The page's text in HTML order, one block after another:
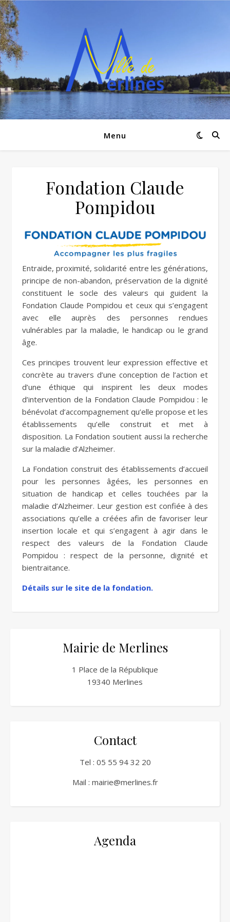
Menu
Fondation Claude
Pompidou
Entraide, proximité, solidarité entre les générations,
principe de non-abandon, préservation de la dignité
constituent le socle des valeurs qui guident la
Fondation Claude Pompidou et ceux qui s’engagent
avec elle auprès des personnes rendues
vulnérables par la maladie, le handicap ou le grand
âge.
Ces principes trouvent leur expression effective et
concrète au travers d’une conception de l’action et
d’une éthique qui inspirent les deux modes
d’intervention de la Fondation Claude Pompidou : le
bénévolat d’accompagnement qu’elle propose et les
établissements qu’elle construit et met à
disposition. La Fondation soutient aussi la recherche
sur la maladie d’Alzheimer.
La Fondation construit des établissements d’accueil
pour les personnes âgées, les personnes en
situation de handicap et celles touchées par la
maladie d’Alzheimer. Leur gestion est confiée à des
associations qu’elle a créées afin de favoriser leur
insertion locale et qui s’engagent à agir dans le
respect des valeurs de la Fondation Claude
Pompidou : respect de la personne, dignité et
bientraitance.
Détails sur le site de la fondation.
Mairie de Merlines
1 Place de la République
19340 Merlines
Contact
Tel : 05 55 94 32 20
Mail : mairie@merlines.fr
Agenda